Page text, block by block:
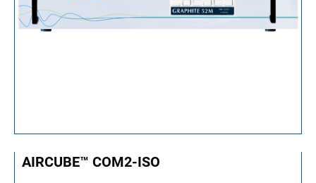
AIRCUBE™ COM2-ISO